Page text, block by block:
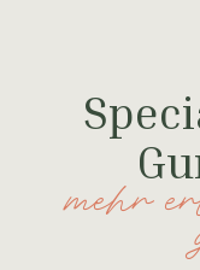
mehr